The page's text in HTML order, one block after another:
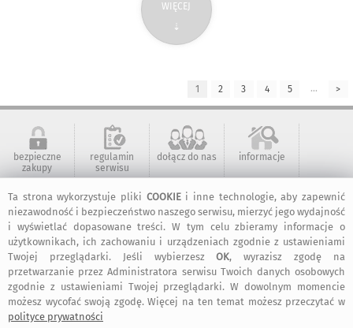
WIĘCEJ
⇣
1 2 3 4 5 ... >
Ta strona wykorzystuje pliki COOKIEi inne technologie, aby zapewnić
niezawodność i bezpieczeństwo naszego serwisu, mierzyć jego wydajność
i wyświetlać dopasowane treści. W tym celu zbieramy informacje o
użytkownikach, ich zachowaniu i urządzeniach zgodnie z ustawieniami
Twojej przeglądarki. Jeśli wybierzeszOK, wyrazisz zgodę na
przetwarzanie przez Administratora serwisu Twoich danych osobowych
zgodnie z ustawieniami Twojej przeglądarki. W dowolnym momencie
możesz wycofać swoją zgodę. Więcej na ten temat możesz przeczytać w
polityce prywatności
bezpieczne
zakupy
regulamin
serwisu
dołącz do nas informacje
kontakt
artMadam na
Facebook-u
art-Madam na
Instagram
art-Madam na
Pinterest
2011-2026 © ArtMadam
Wszelkie prawa zastrzeżone.